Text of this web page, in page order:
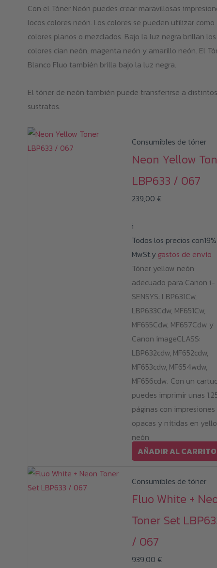
Con el Tóner Neón puedes crear maravillosas
locos colores neón. Los colores se pueden utilizar como
colores planos o mezclados. Bajo la luz negra brillan los
colores cian neón, magenta neón y amarillo neón. El
Blanco Fluo también brilla bajo la luz negra.
El tóner de neón también puede transferirse a distintos
sustratos.
Consumibles de tóner
Neon Yellow
LBP633 / 067
239,00 €
i
Todos los precios con19%
MwSt.y gastos de envío
Tóner yellow neón
adecuado para Canon i-
SENSYS: LBP631Cw,
LBP633Cdw, MF651Cw,
MF655Cdw, MF657Cdw y
Canon imageCLASS:
LBP632cdw, MF652cdw,
MF653cdw, MF654wdw,
MF656cdw. Con un
puedes imprimir unas
páginas con impresiones
opacas y nítidas en
neón
AÑADIR AL CARRITO
Consumibles de tóner
Fluo White +
Toner Set
/ 067
939,00 €